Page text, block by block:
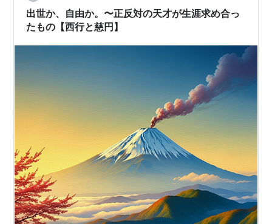
出世か、自由か。〜正反対の天才が生涯求め合っ
たもの【西行と慈円】